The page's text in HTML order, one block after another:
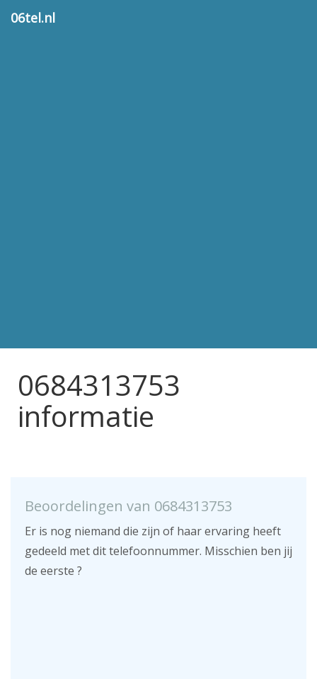
06tel.nl
0684313753
informatie
Beoordelingen van 0684313753
Er is nog niemand die zijn of haar ervaring heeft
gedeeld met dit telefoonnummer. Misschien ben jij
de eerste ?